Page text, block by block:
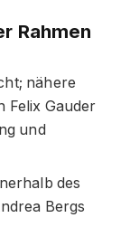
Rahmen
nähere
Felix Gauder
und
des
Bergs